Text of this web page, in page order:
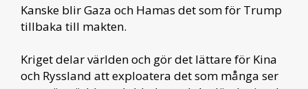
Kanske blir Gaza och Hamas det som för Trump
tillbaka till makten.
Kriget delar världen och gör det lättare för Kina
och Ryssland att exploatera det som många ser